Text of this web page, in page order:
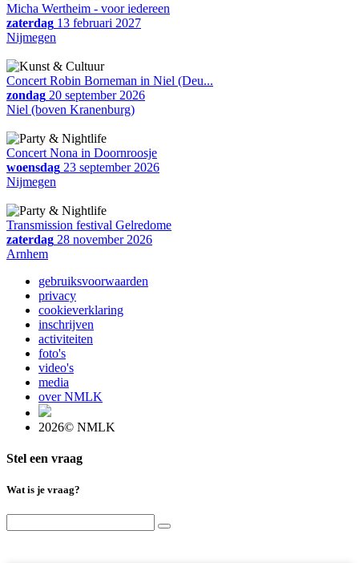
Micha Wertheim - voor iedereen
zaterdag 13 februari 2027
Nijmegen
Concert Robin Borneman in Niel (Deu...
zondag 20 september 2026
Niel (boven Kranenburg)
Concert Nona in Doornroosje
woensdag 23 september 2026
Nijmegen
Transmission festival Gelredome
zaterdag 28 november 2026
Arnhem
gebruiksvoorwaarden
privacy
cookieverklaring
inschrijven
activiteiten
foto's
video's
media
over NMLK
2026© NMLK
Stel een vraag
Wat is je vraag?